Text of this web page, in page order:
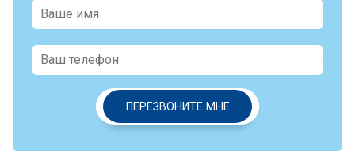
ПЕРЕЗВОНИТЕ МНЕ